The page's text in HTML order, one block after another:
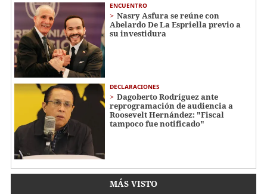
ENCUENTRO
Nasry Asfura se reúne con
Abelardo De La Espriella previo a
su investidura
DECLARACIONES
Dagoberto Rodríguez ante
reprogramación de audiencia a
Roosevelt Hernández: "Fiscal
tampoco fue notificado"
MÁS VISTO